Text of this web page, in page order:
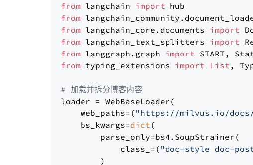
from langchain import
from
from langchain_core.documents import
from langchain_text_splitters import
from langgraph.graph import
from typing_extensions import List ,
# 加载并拆分博客内容
loader = WebBaseLoader(
    web_paths=(
"https://milvus.io/docs/
    bs_kwargs=
dict (
        parse_only=bs4.SoupStrainer(
            class_=(
"doc-style doc-
        )